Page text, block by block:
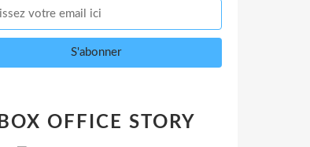
BOX OFFICE STORY